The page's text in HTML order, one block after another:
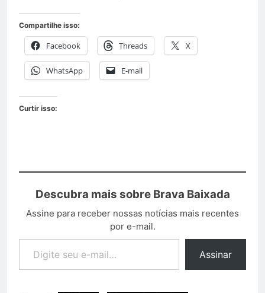
Compartilhe isso:
Facebook Threads X
WhatsApp E-mail
Curtir isso:
Descubra mais sobre Brava Baixada
Assine para receber nossas notícias mais recentes
por e-mail.
Assinar